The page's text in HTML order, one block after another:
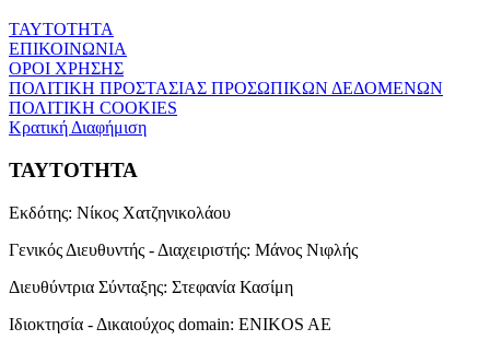
ΤΑΥΤΟΤΗΤΑ
ΕΠΙΚΟΙΝΩΝΙΑ
ΟΡΟΙ ΧΡΗΣΗΣ
ΠΟΛΙΤΙΚΗ ΠΡΟΣΤΑΣΙΑΣ ΠΡΟΣΩΠΙΚΩΝ ΔΕΔΟΜΕΝΩΝ
ΠΟΛΙΤΙΚΗ COOKIES
Κρατική Διαφήμιση
ΤΑΥΤΟΤΗΤΑ
Εκδότης: Νίκος Χατζηνικολάου
Γενικός Διευθυντής - Διαχειριστής: Μάνος Νιφλής
Διευθύντρια Σύνταξης: Στεφανία Κασίμη
Ιδιοκτησία - Δικαιούχος domain: ENIKOS AE